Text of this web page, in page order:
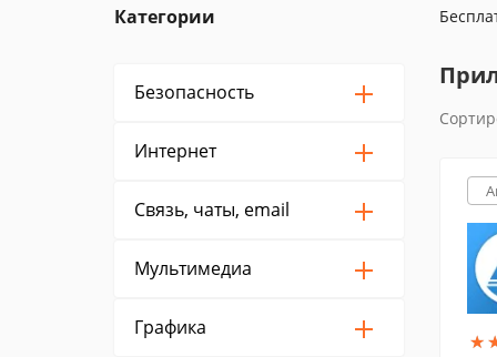
Категории
Безопасность
Интернет
Связь, чаты, email
Мультимедиа
Графика
★
★